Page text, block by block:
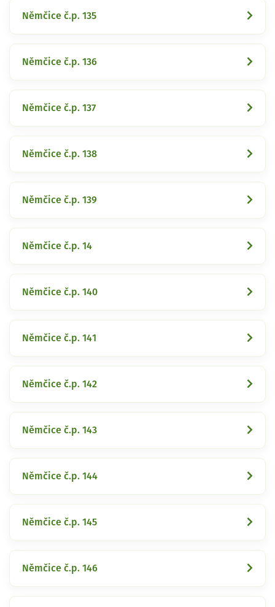
Němčice č.p. 135
Němčice č.p. 136
Němčice č.p. 137
Němčice č.p. 138
Němčice č.p. 139
Němčice č.p. 14
Němčice č.p. 140
Němčice č.p. 141
Němčice č.p. 142
Němčice č.p. 143
Němčice č.p. 144
Němčice č.p. 145
Němčice č.p. 146